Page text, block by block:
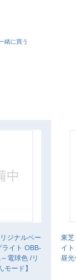
緒に買う
ジナルベー
イト OBB-
電球色 /リ
ード】
東芝
イ
昼光